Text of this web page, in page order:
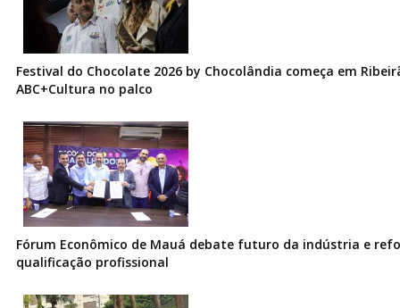
Festival do Chocolate 2026 by Chocolândia começa em
ABC+Cultura no palco
Fórum Econômico de Mauá debate futuro da indústria e
qualificação profissional